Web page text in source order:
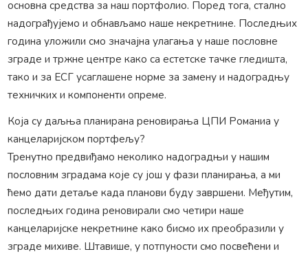
основна средства за наш портфолио. Поред тога, стално
надограђујемо и обнављамо наше некретнине. Последњих
година уложили смо значајна улагања у наше пословне
зграде и тржне центре како са естетске тачке гледишта,
тако и за ЕСГ усаглашене норме за замену и надоградњу
техничких и компоненти опреме.
Која су даљња планирана реновирања ЦПИ Романиа у
канцеларијском портфељу?
Тренутно предвиђамо неколико надоградњи у нашим
пословним зградама које су још у фази планирања, а ми
ћемо дати детаље када планови буду завршени. Међутим,
последњих година реновирали смо четири наше
канцеларијске некретнине како бисмо их преобразили у
зграде михиве. Штавише, у потпуности смо посвећени и